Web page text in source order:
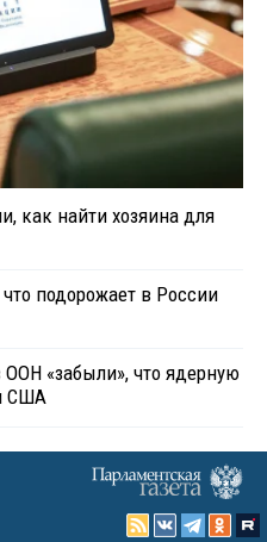
как найти хозяина для
подорожает в России
«забыли», что ядерную
США